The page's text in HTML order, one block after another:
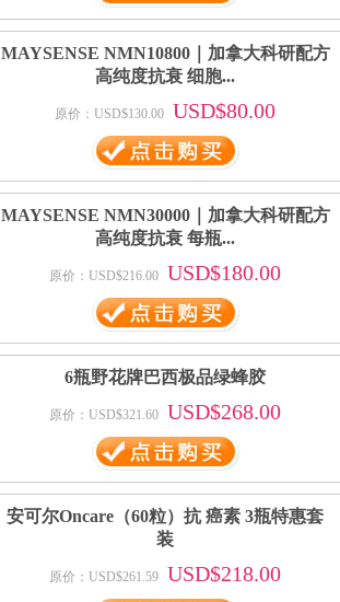
MAYSENSE NMN10800｜加拿大科研配方
高纯度抗衰 细胞...
原价：USD$130.00 USD$80.00
MAYSENSE NMN30000｜加拿大科研配方
高纯度抗衰 每瓶...
原价：USD$216.00 USD$180.00
6瓶野花牌巴西极品绿蜂胶
原价：USD$321.60 USD$268.00
安可尔Oncare（60粒）抗 癌素 3瓶特惠套
装
原价：USD$261.59 USD$218.00